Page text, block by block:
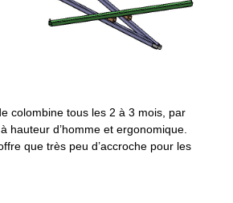
colombine tous les 2 à 3 mois, par
hauteur d’homme et ergonomique.
que très peu d’accroche pour les